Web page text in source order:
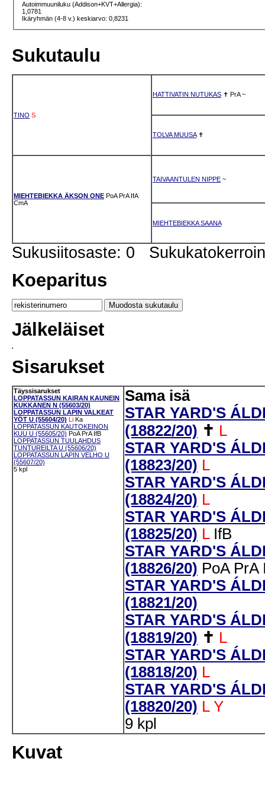
Autoimmuuniluku (Addison+KVT+Allergia):
1,0781
Ikäryhmän (4-8 v.) keskiarvo: 0,8231
Sukutaulu
TINO S
HATTIVATIN NUTUKAS ✝ PrA ~
TOLVA MUUSA✝
MIEHTEBIEKKA ÄKSON ONE PoA PrA IfA
CmA
TAIVAANTULEN NIPPE ~
MIEHTEBIEKKA SAANA
Sukusiitosaste: 0
Koeparitus
Jälkeläiset
Sisarukset
Täyssisarukset
LOPPATASSUN KAIRAN KAUNEIN
KUKKANEN N (55603/20)
LOPPATASSUN LAPIN VALKEAT
YÖT U (55604/20) Li Ka
LOPPATASSUN KAUTOKEINON
KUU U (55605/20) PoA PrA IfB
LOPPATASSUN TUULAHDUS
TUNTUREILTA U (55606/20)
LOPPATASSUN LAPIN VELHO U
(55607/20)
5 kpl
Sama isä
STAR YARD'S
(18822/20) ✝ L
STAR YARD'S
(18823/20) L
STAR YARD'S
(18824/20) L
STAR YARD'S
(18825/20) L IfB
STAR YARD'S
(18826/20) PoA PrA
STAR YARD'S
(18821/20)
STAR YARD'S
(18819/20) ✝ L
STAR YARD'S
(18818/20) L
STAR YARD'S
(18820/20) L Y
9 kpl
Kuvat